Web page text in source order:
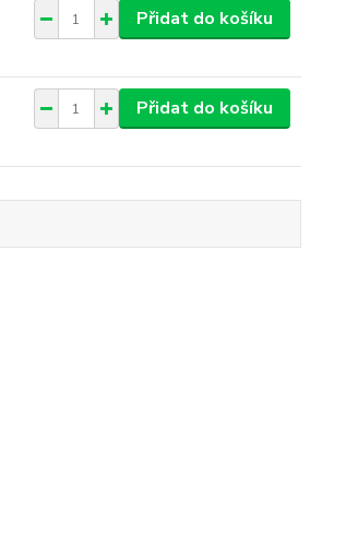
Přidat do košíku
Přidat do košíku